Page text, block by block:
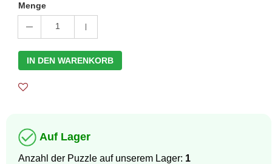
Menge
1
IN DEN WARENKORB
Auf Lager
Anzahl der Puzzle auf unserem Lager: 1